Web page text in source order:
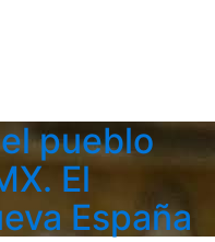
pueblo
El
España